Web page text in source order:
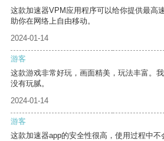
这款加速器VPM应用程序可以给你提供最高
助你在网络上自由移动。
2024-01-14
游客
这款游戏非常好玩，画面精美，玩法丰富。
没有玩腻。
2024-01-14
游客
这款加速器app的安全性很高，使用过程中